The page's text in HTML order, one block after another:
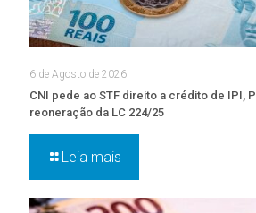
6 de Agosto de 2026
CNI pede ao STF direito a crédito de IPI,
reoneração da LC 224/25
Leia mais